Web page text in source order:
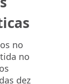
no
no
dez